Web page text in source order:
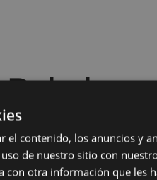
el contenido, los anuncios y
de nuestro sitio con
con otra información que les